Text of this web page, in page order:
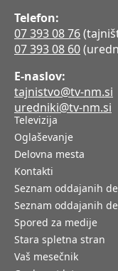
Telefon:
07 393 08 76
07 393 08 60
E-naslov:
tajnistvo@tv-nm.si
uredniki@tv-nm.si
Televizija
Oglaševanje
Delovna mesta
Kontakti
Seznam oddajanih
Seznam oddajanih
Spored za medije
Stara spletna stran
Vaš mesečnik